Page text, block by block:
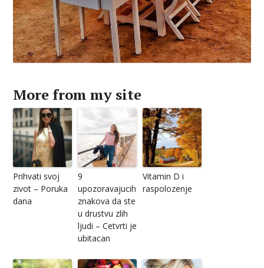
More from my site
Prihvati svoj
zivot – Poruka
dana
9
upozoravajucih
znakova da ste
u drustvu zlih
ljudi – Cetvrti je
ubitacan
Vitamin D i
raspolozenje